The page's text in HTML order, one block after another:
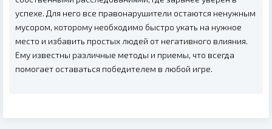
успехе. Для него все правонарушители остаются ненужным
мусором, которому необходимо быстро укать на нужное
место и избавить простых людей от негативного влияния.
Ему известны различные методы и приемы, что всегда
помогает оставаться победителем в любой игре.